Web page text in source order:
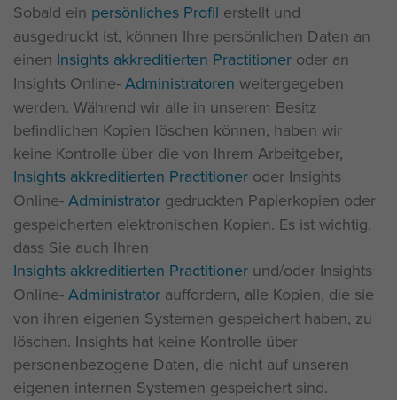
Sobald ein persönliches Profil erstellt und
ausgedruckt ist, können Ihre persönlichen Daten an
einen Insights akkreditierten Practitioner oder an
Insights Online-Administratoren weitergegeben
werden. Während wir alle in unserem Besitz
befindlichen Kopien löschen können, haben wir
keine Kontrolle über die von Ihrem Arbeitgeber,
Insights akkreditierten Practitioner oder Insights
Online-Administrator gedruckten Papierkopien oder
gespeicherten elektronischen Kopien. Es ist wichtig,
dass Sie auch Ihren
Insights akkreditierten Practitioner und/oder Insights
Online-Administrator auffordern, alle Kopien, die sie
von ihren eigenen Systemen gespeichert haben, zu
löschen. Insights hat keine Kontrolle über
personenbezogene Daten, die nicht auf unseren
eigenen internen Systemen gespeichert sind.